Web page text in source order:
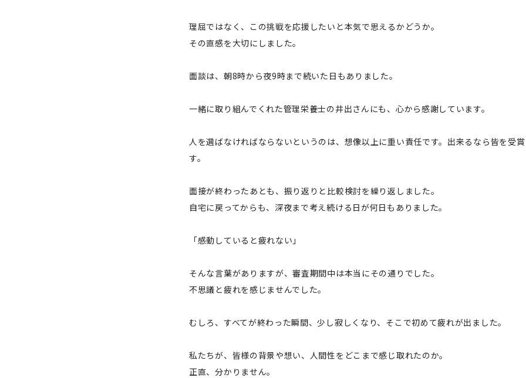
理屈ではなく、この挑戦を応援したいと本気で思えるかどうか。
その直感を大切にしました。
面談は、朝8時から夜9時まで続いた日もありました。
一緒に取り組んでくれた管理栄養士の井出さんにも、心から感謝しています。
人を選ばなければならないというのは、想像以上に重い責任です。出来るなら皆を受
す。
面接が終わったあとも、振り返りと比較検討を繰り返しました。
自宅に戻ってからも、深夜まで考え続ける日が何日もありました。
「感動していると疲れない」
そんな言葉がありますが、審査期間中は本当にその通りでした。
不思議と疲れを感じませんでした。
むしろ、すべてが終わった瞬間、少し寂しくなり、そこで初めて疲れが出ました。
私たちが、皆様の背景や想い、人間性をどこまで感じ取れたのか。
正直、分かりません。